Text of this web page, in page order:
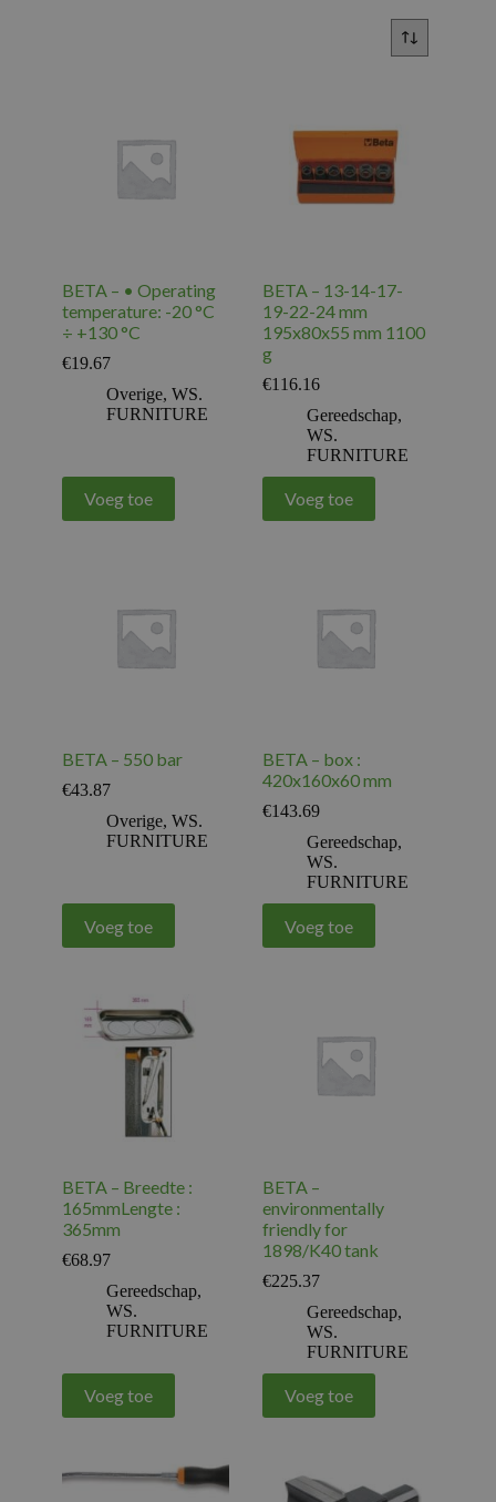
BETA – • Operating
temperature: -20 °C
÷ +130 °C
€19.67
Overige, WS.
FURNITURE
Voeg toe
BETA – 13-14-17-
19-22-24 mm
195x80x55 mm 1100
g
€116.16
Gereedschap,
WS.
FURNITURE
Voeg toe
BETA – 550 bar
€43.87
Overige, WS.
FURNITURE
Voeg toe
BETA – box :
420x160x60 mm
€143.69
Gereedschap,
WS.
FURNITURE
Voeg toe
BETA – Breedte :
165mmLengte :
365mm
€68.97
Gereedschap,
WS.
FURNITURE
Voeg toe
BETA –
environmentally
friendly for
1898/K40 tank
€225.37
Gereedschap,
WS.
FURNITURE
Voeg toe